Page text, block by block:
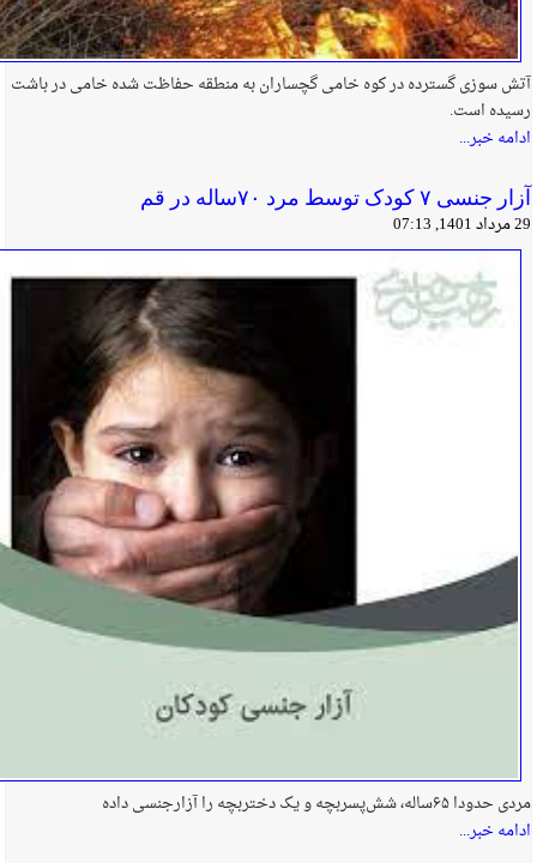
آتش سوزی گسترده در کوه خامی گچساران به منطقه حفاظت شده خامی در باشت
رسیده است.
ادامه خبر...
آزار جنسی ۷ کودک توسط مرد ۷۰ساله در قم
29 مرداد 1401, 07:13
مردی حدودا ۶۵ساله، شش‌پسربچه و یک دختربچه را آزارجنسی داده
ادامه خبر...